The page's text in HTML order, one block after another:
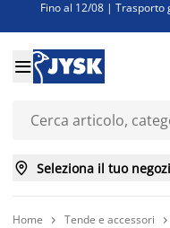
Fino al 12/08 |
Super offerte
Finanziamenti - Scegli

 Seleziona il tuo
Home  Tende e accessori 